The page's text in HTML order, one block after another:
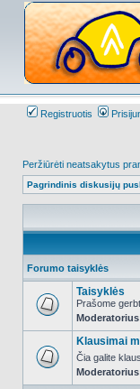
Registruotis
Peržiūrėti neatsakytus
Pagrindinis diskusijų
Forumo taisyklės
Taisyklės
Prašome
Klausimai
Čia galite